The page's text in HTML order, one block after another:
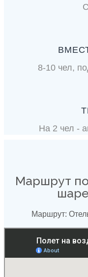
8-10 чел,
На 2 чел -
Маршрут
Маршрут: